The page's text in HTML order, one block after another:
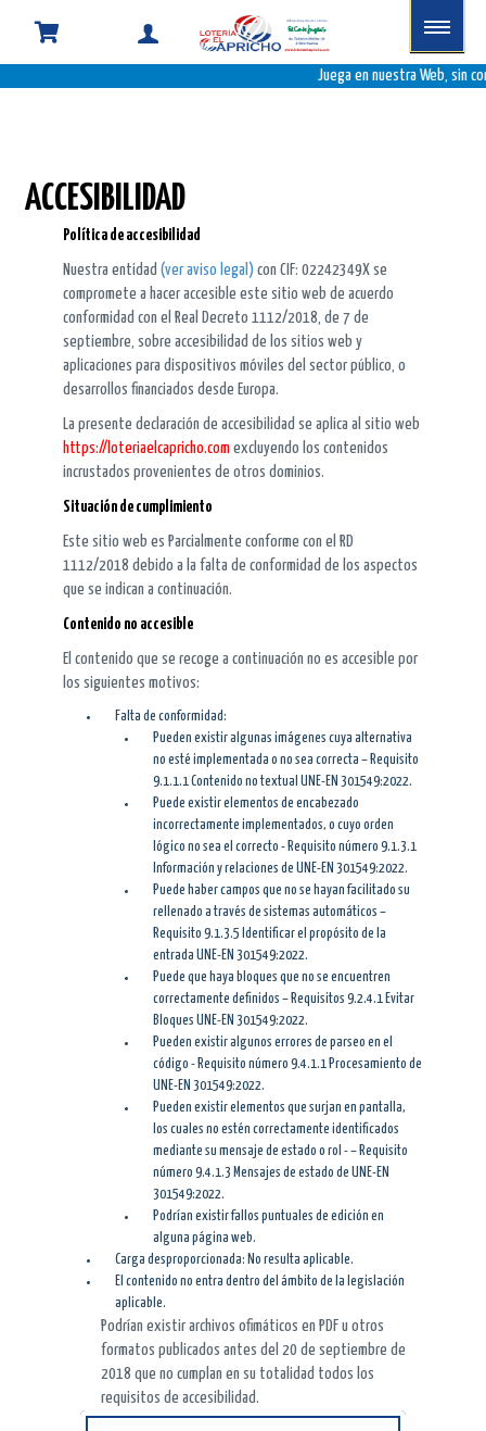
Juega en nuestra Web, sin
ACCESIBILIDAD
Política de accesibilidad
Nuestra entidad(ver aviso legal)con CIF: 02242349X se
compromete a hacer accesible este sitio web de acuerdo
conformidad con el Real Decreto 1112/2018, de 7 de
septiembre, sobre accesibilidad de los sitios web y
aplicaciones para dispositivos móviles del sector público, o
desarrollos financiados desde Europa.
La presente declaración de accesibilidad se aplica al sitio web
https://loteriaelcapricho.com excluyendo los contenidos
incrustados provenientes de otros dominios.
Situación de cumplimiento
Este sitio web es Parcialmente conforme con el RD
1112/2018 debido a la falta de conformidad de los aspectos
que se indican a continuación.
Contenido no accesible
El contenido que se recoge a continuación no es accesible por
los siguientes motivos:
Falta de conformidad:
Pueden existir algunas imágenes cuya alternativa
no esté implementada o no sea correcta – Requisito
9.1.1.1 Contenido no textual UNE-EN 301549:2022.
Puede existir elementos de encabezado
incorrectamente implementados, o cuyo orden
lógico no sea el correcto - Requisito número 9.1.3.1
Información y relaciones de UNE-EN 301549:2022.
Puede haber campos que no se hayan facilitado su
rellenado a través de sistemas automáticos –
Requisito 9.1.3.5 Identificar el propósito de la
entrada UNE-EN 301549:2022.
Puede que haya bloques que no se encuentren
correctamente definidos – Requisitos 9.2.4.1 Evitar
Bloques UNE-EN 301549:2022.
Pueden existir algunos errores de parseo en el
código - Requisito número 9.4.1.1 Procesamiento de
UNE-EN 301549:2022.
Pueden existir elementos que surjan en pantalla,
los cuales no estén correctamente identificados
mediante su mensaje de estado o rol - – Requisito
número 9.4.1.3 Mensajes de estado de UNE-EN
301549:2022.
Podrían existir fallos puntuales de edición en
alguna página web.
Carga desproporcionada: No resulta aplicable.
El contenido no entra dentro del ámbito de la legislación
aplicable.
Podrían existir archivos ofimáticos en PDF u otros
formatos publicados antes del 20 de septiembre de
2018 que no cumplan en su totalidad todos los
requisitos de accesibilidad.